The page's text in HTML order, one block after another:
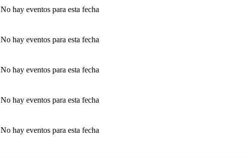
No hay eventos para esta fecha
No hay eventos para esta fecha
No hay eventos para esta fecha
No hay eventos para esta fecha
No hay eventos para esta fecha